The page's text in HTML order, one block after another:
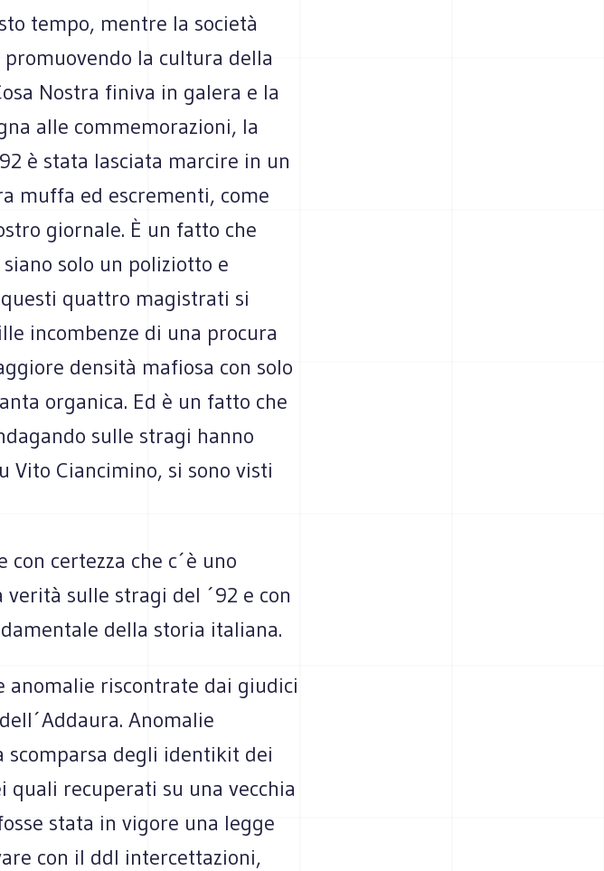
tempo, mentre la società
la cultura della
Nostra finiva in galera e la
alle commemorazioni, la
è stata lasciata marcire in un
muffa ed escrementi, come
giornale. È un fatto che
solo un poliziotto e
quattro magistrati si
incombenze di una procura
densità mafiosa con solo
organica. Ed è un fatto che
sulle stragi hanno
Vito Ciancimino, si sono visti
certezza che c´è uno
sulle stragi del ´92 e con
della storia italiana.
riscontrate dai giudici
Anomalie
scomparsa degli identikit dei
recuperati su una vecchia
stata in vigore una legge
con il ddl intercettazioni,